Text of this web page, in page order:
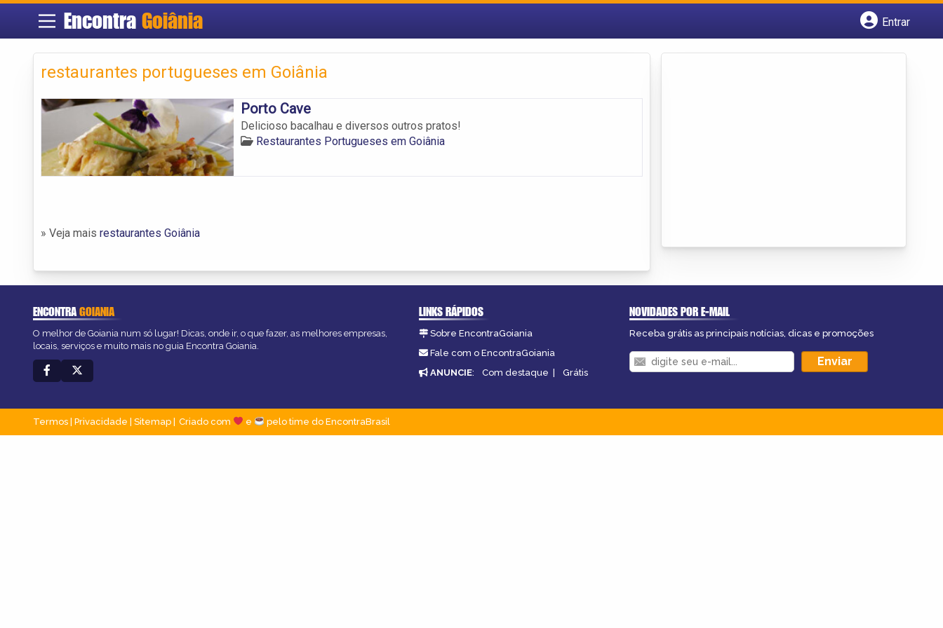
Encontra Goiânia
Entrar
restaurantes portugueses em Goiânia
Porto Cave
Delicioso bacalhau e diversos outros pratos!
Restaurantes Portugueses em Goiânia
» Veja mais restaurantes Goiânia
ENCONTRAGOIANIA
O melhor de Goiania num só lugar! Dicas, onde ir, o que fazer, as melhores empresas,
locais, serviços e muito mais no guia Encontra Goiania.
LINKS RÁPIDOS
Sobre EncontraGoiania
Fale com o EncontraGoiania
ANUNCIE: Com destaque | Grátis
NOVIDADES POR E-MAIL
Receba grátis as principais notícias, dicas e promoções
Termos Privacidade Sitemap Criado com e pelo time do EncontraBrasil